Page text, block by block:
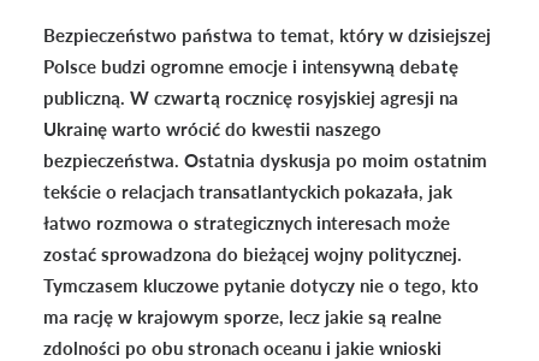
Bezpieczeństwo państwa to temat, który w dzisiejszej
Polsce budzi ogromne emocje i intensywną debatę
publiczną. W czwartą rocznicę rosyjskiej agresji na
Ukrainę warto wrócić do kwestii naszego
bezpieczeństwa. Ostatnia dyskusja po moim ostatnim
tekście o relacjach transatlantyckich pokazała, jak
łatwo rozmowa o strategicznych interesach może
zostać sprowadzona do bieżącej wojny politycznej.
Tymczasem kluczowe pytanie dotyczy nie o tego, kto
ma rację w krajowym sporze, lecz jakie są realne
zdolności po obu stronach oceanu i jakie wnioski